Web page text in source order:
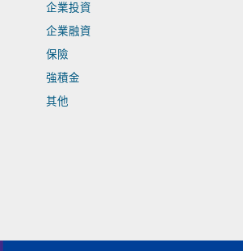
企業投資
企業融資
保險
強積金
其他